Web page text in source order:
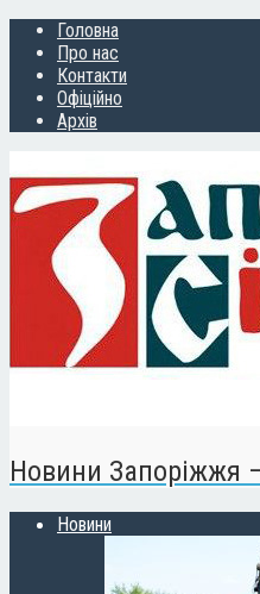
Головна
Про нас
Контакти
Офіційно
Архів
Новини Запоріжжя
Новини